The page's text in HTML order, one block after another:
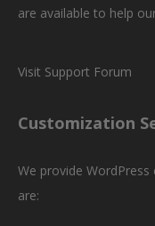
are available to help
Visit Support Forum
Customization
We provide
are: